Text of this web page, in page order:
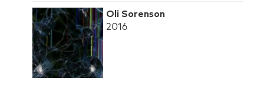
Oli Sorenson
2016